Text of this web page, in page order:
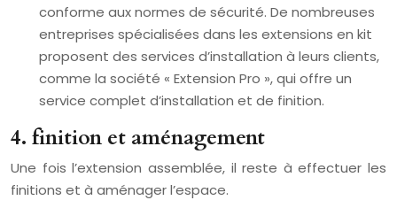
conforme aux normes de sécurité. De nombreuses
entreprises spécialisées dans les extensions en kit
proposent des services d’installation à leurs clients,
comme la société « Extension Pro », qui offre un
service complet d’installation et de finition.
4. finition et aménagement
Une fois l’extension assemblée, il reste à effectuer les
finitions et à aménager l’espace.